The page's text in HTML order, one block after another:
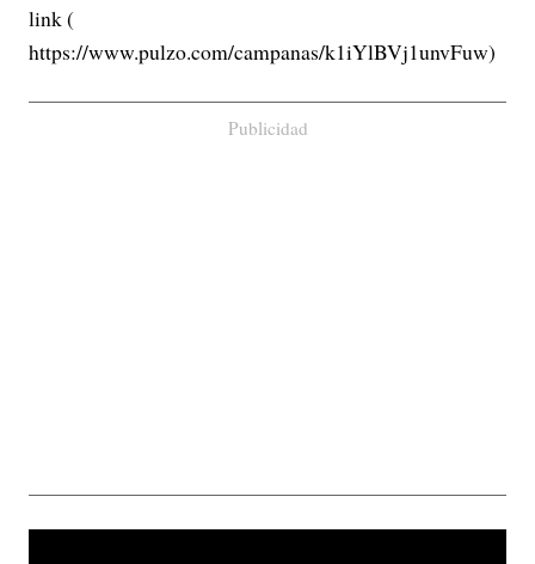
link (
https://www.pulzo.com/campanas/k1iYlBVj1unvFuw)
Publicidad